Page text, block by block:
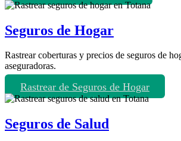
Seguros de Hogar
Rastrear coberturas y precios de seguros de
aseguradoras.
Rastrear de Seguros de Hogar
Seguros de Salud